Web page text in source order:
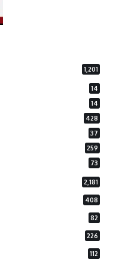
1,201
14
14
428
37
259
73
2,181
408
82
226
112